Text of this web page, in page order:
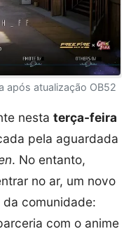
após atualização OB52
nesta terça-feira
pela aguardada
. No entanto,
no ar, um novo
comunidade:
com o anime